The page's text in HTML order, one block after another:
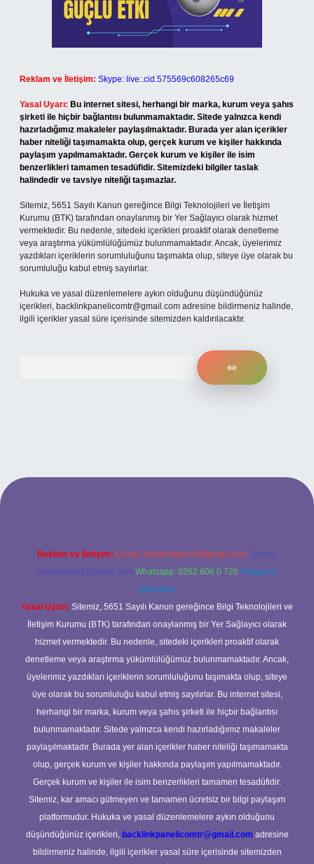
Reklam ve İletişim: Skype: live:.cid.575569c608265c69
Yasal Uyarı: Bu internet sitesi, herhangi bir marka, kurum veya şahıs
şirketi ile hiçbir bağlantısı bulunmamaktadır. Sitede yalnızca kendi
hazırladığımız makaleler paylaşılmaktadır. Burada yer alan içerikler
haber niteliği taşımamakta olup, gerçek kurum ve kişiler hakkında
paylaşım yapılmamaktadır. Gerçek kurum ve kişiler ile isim
benzerlikleri tamamen tesadüfidir. Sitemizdeki bilgiler taslak
halindedir ve tavsiye niteliği taşımazlar.
Sitemiz, 5651 Sayılı Kanun gereğince Bilgi Teknolojileri ve İletişim
Kurumu (BTK) tarafından onaylanmış bir Yer Sağlayıcı olarak hizmet
vermektedir. Bu nedenle, sitedeki içerikleri proaktif olarak denetleme
veya araştırma yükümlülüğümüz bulunmamaktadır. Ancak, üyelerimiz
yazdıkları içeriklerin sorumluluğunu taşımakta olup, siteye üye olarak bu
sorumluluğu kabul etmiş sayılırlar.
Hukuka ve yasal düzenlemelere aykırı olduğunu düşündüğünüz
içerikleri, backlinkpanelicomtr@gmail.com adresine bildirmeniz halinde,
ilgili içerikler yasal süre içerisinde sitemizden kaldırılacaktır.
Reklam ve İletişim: E-mail: backlinkpaneli@gmail.com Teams:
forumhizmeti@gmail.com Whatsapp: 0262 606 0 726 Telegram:
@karabul
Yasal Uyarı: Sitemiz, 5651 Sayılı Kanun gereğince Bilgi Teknolojileri ve
İletişim Kurumu (BTK) tarafından onaylanmış bir Yer Sağlayıcı olarak
hizmet vermektedir. Bu nedenle, sitedeki içerikleri proaktif olarak
denetleme veya araştırma yükümlülüğümüz bulunmamaktadır. Ancak,
üyelerimiz yazdıkları içeriklerin sorumluluğunu taşımakta olup, siteye
üye olarak bu sorumluluğu kabul etmiş sayılırlar. Bu internet sitesi,
herhangi bir marka, kurum veya şahıs şirketi ile hiçbir bağlantısı
bulunmamaktadır. Sitede yalnızca kendi hazırladığımız makaleler
paylaşılmaktadır. Burada yer alan içerikler haber niteliği taşımamakta
olup, gerçek kurum ve kişiler hakkında paylaşım yapılmamaktadır.
Gerçek kurum ve kişiler ile isim benzerlikleri tamamen tesadüfidir.
Sitemiz, kar amacı gütmeyen ve tamamen ücretsiz bir bilgi paylaşım
platformudur. Hukuka ve yasal düzenlemelere aykırı olduğunu
düşündüğünüz içerikleri, backlinkpanelicomtr@gmail.com adresine
bildirmeniz halinde, ilgili içerikler yasal süre içerisinde sitemizden